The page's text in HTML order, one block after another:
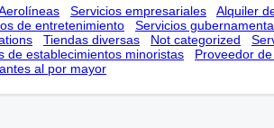
Servicios empresariales Alquiler
de entretenimiento Servicios
Tiendas diversas Not categorized
de establecimientos minoristas Proveedor
al por mayor